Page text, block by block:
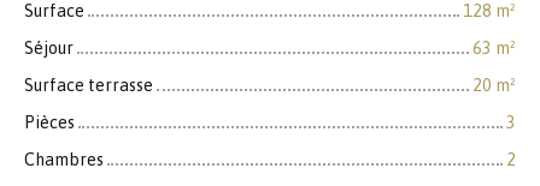
Surface
128 m²
Séjour
63 m²
Surface terrasse
20 m²
Pièces
3
Chambres
2